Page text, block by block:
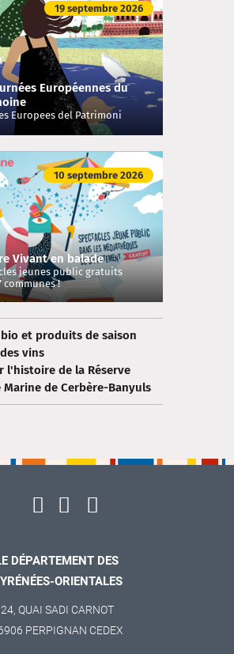
19 septembre 2026
Européennes du
Europees del Patrimoni
10 septembre 2026
Vivant en balade
jeunes public gratuits
communes !
et produits de saison
vins
l'histoire de la Réserve
Marine de Cerbère-Banyuls
DÉPARTEMENT DES
ORIENTALES
24, QUAI SADI CARNOT
PERPIGNAN CEDEX